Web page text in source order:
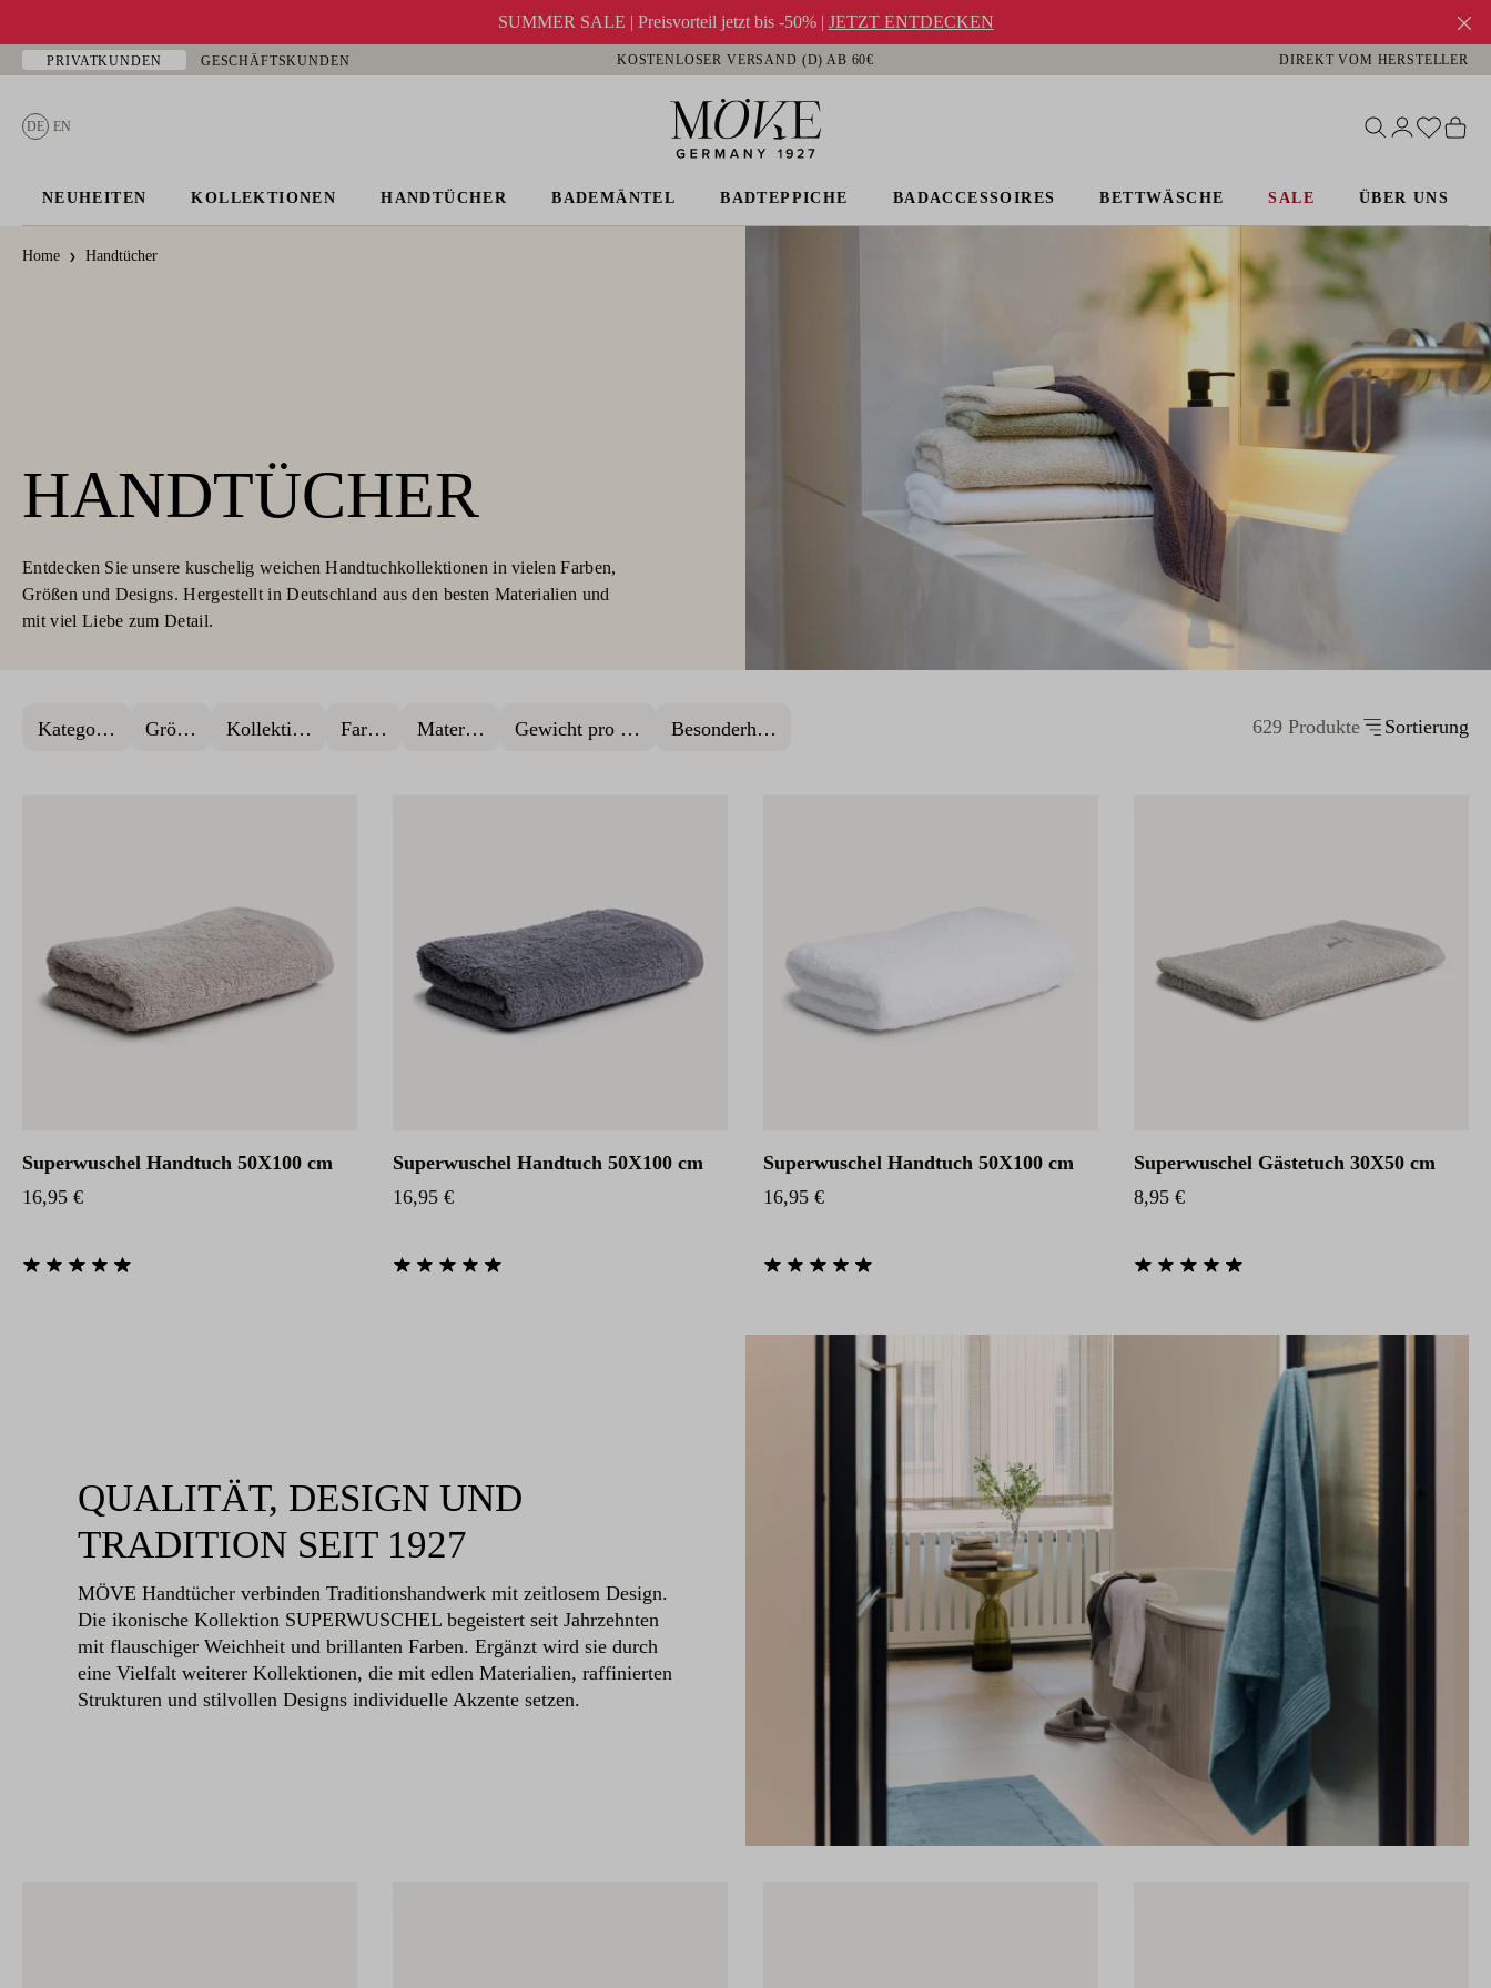
SUMMER SALE | Preisvorteil jetzt bis -50% | JETZT ENTDECKEN
PRIVATKUNDEN GESCHÄFTSKUNDEN KOSTENLOSER VERSAND (D) AB 60€ DIREKT VOM HERSTELLER
DE EN Du
NEUHEITEN KOLLEKTIONEN HANDTÜCHER BADEMÄNTEL BADTEPPICHE BADACCESSOIRES BETTWÄSCHE SALE ÜBER UNS
Home Handtücher
HANDTÜCHER
Entdecken Sie unsere kuschelig weichen Handtuchkollektionen in vielen Farben,
Größen und Designs. Hergestellt in Deutschland aus den besten Materialien und
mit viel Liebe zum Detail.
Kategorie Größe Kollektion Farbe Material Gewicht pro m² Besonderheit 629 Produkte Sortierung
Superwuschel Handtuch 50X100 cm
Regulärer Preis:
16,95 €
Superwuschel Handtuch 50X100 cm
Regulärer Preis:
16,95 €
Superwuschel Handtuch 50X100 cm
Regulärer Preis:
16,95 €
Superwuschel Gästetuch 30X50 cm
Regulärer Preis:
8,95 €
QUALITÄT, DESIGN UND
TRADITION SEIT 1927
MÖVE Handtücher verbinden Traditionshandwerk mit zeitlosem Design.
Die ikonische Kollektion SUPERWUSCHEL begeistert seit Jahrzehnten
mit flauschiger Weichheit und brillanten Farben. Ergänzt wird sie durch
eine Vielfalt weiterer Kollektionen, die mit edlen Materialien, raffinierten
Strukturen und stilvollen Designs individuelle Akzente setzen.